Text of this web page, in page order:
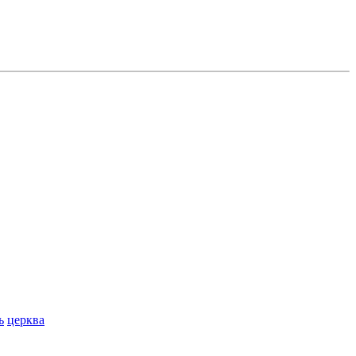
церква